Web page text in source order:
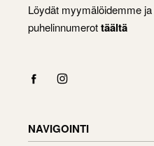
Löydät myymälöidemme
puhelinnumerottäältä
NAVIGOINTI